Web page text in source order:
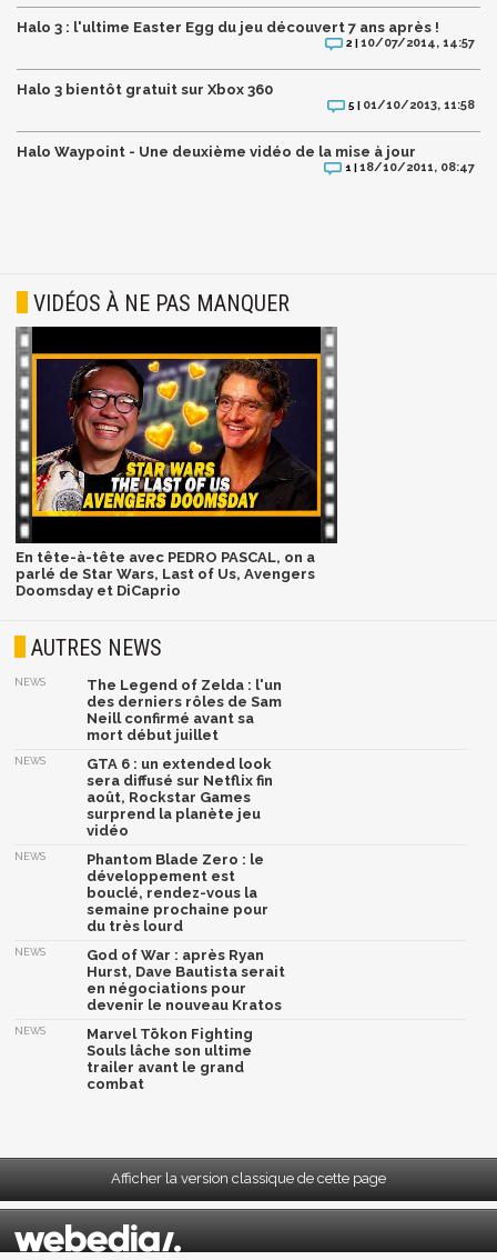
Halo 3 : l'ultime Easter Egg du jeu découvert 7 ans après !
2 |10/07/2014, 14:57
Halo 3 bientôt gratuit sur Xbox 360
5 | 01/10/2013, 11:58
Halo Waypoint - Une deuxième vidéo de la mise à jour
1 |18/10/2011, 08:47
VIDÉOS À NE PAS MANQUER
En tête-à-tête avec PEDRO PASCAL, on a
parlé de Star Wars, Last of Us, Avengers
Doomsday et DiCaprio
AUTRES NEWS
NEWS
The Legend of Zelda : l'un
des derniers rôles de Sam
Neill confirmé avant sa
mort début juillet
NEWS
GTA 6 : un extended look
sera diffusé sur Netflix fin
août, Rockstar Games
surprend la planète jeu
vidéo
NEWS
Phantom Blade Zero : le
développement est
bouclé, rendez-vous la
semaine prochaine pour
du très lourd
NEWS
God of War : après Ryan
Hurst, Dave Bautista serait
en négociations pour
devenir le nouveau Kratos
NEWS
Marvel Tōkon Fighting
Souls lâche son ultime
trailer avant le grand
combat
Afficher la version classique de cette page